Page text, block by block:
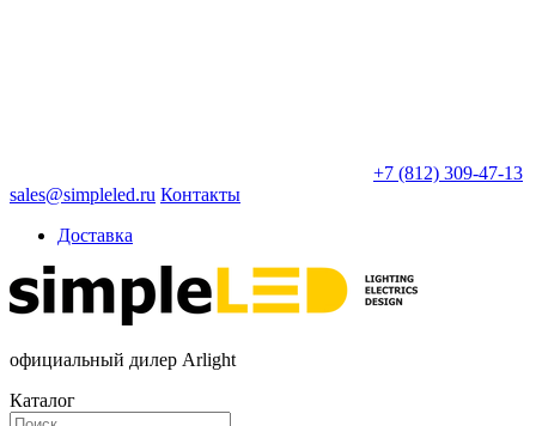
+7 (812) 309-47-13
sales@simpleled.ru Контакты
Доставка
официальный дилер Arlight
Каталог